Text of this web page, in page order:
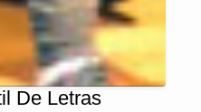
De Letras